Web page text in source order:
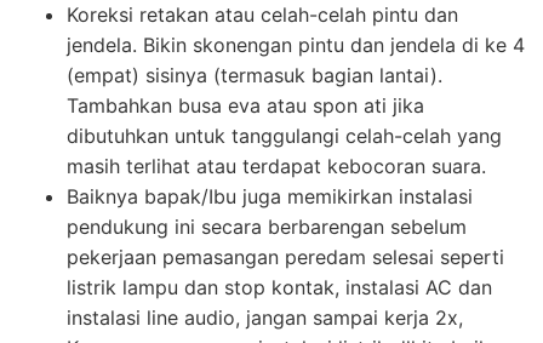
Koreksi retakan atau celah-celah pintu dan
jendela. Bikin skonengan pintu dan jendela di ke 4
(empat) sisinya (termasuk bagian lantai).
Tambahkan busa eva atau spon ati jika
dibutuhkan untuk tanggulangi celah-celah yang
masih terlihat atau terdapat kebocoran suara.
Baiknya bapak/Ibu juga memikirkan instalasi
pendukung ini secara berbarengan sebelum
pekerjaan pemasangan peredam selesai seperti
listrik lampu dan stop kontak, instalasi AC dan
instalasi line audio, jangan sampai kerja 2x,